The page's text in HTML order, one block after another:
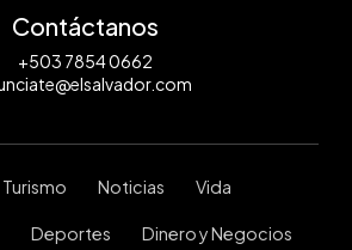
Contáctanos
+503 7854 0662
Turismo Noticias Vida
Deportes Dinero y Negocios